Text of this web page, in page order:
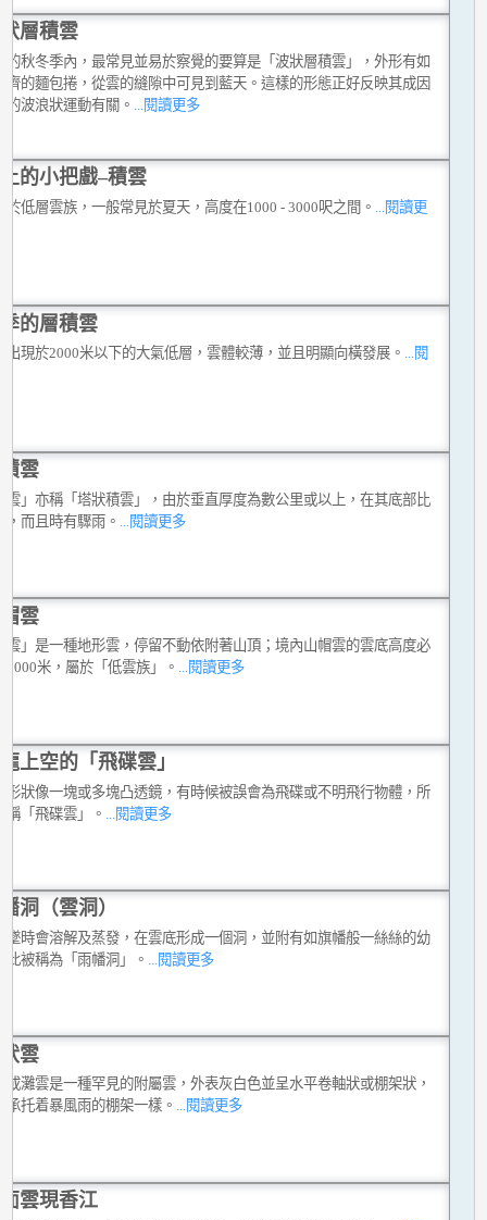
層積雲
的秋冬季內，最常見並易於察覺的要算是「波狀層積雲」，外形有如
齊的麵包捲，從雲的縫隙中可見到藍天。這樣的形態正好反映其成因
的波浪狀運動有關。
...閱讀更多
的小把戲–積雲
於低層雲族，一般常見於夏天，高度在1000 - 3000呎之間。 ...閱讀更
的層積雲
出現於2000米以下的大氣低層，雲體較薄，並且明顯向橫發展。 ...閱
雲
雲」亦稱「塔狀積雲」，由於垂直厚度為數公里或以上，在其底部比
，而且時有驟雨。
...閱讀更多
雲
雲」是一種地形雲，停留不動依附著山頂；境內山帽雲的雲底高度必
1000米，屬於「低雲族」。 ...閱讀更多
上空的「飛碟雲」
形狀像一塊或多塊凸透鏡，有時候被誤會為飛碟或不明飛行物體，所
稱「飛碟雲」。
...閱讀更多
洞（雲洞）
墜時會溶解及蒸發，在雲底形成一個洞，並附有如旗幡般一絲絲的幼
此被稱為「雨幡洞」。
...閱讀更多
雲
或灘雲是一種罕見的附屬雲，外表灰白色並呈水平卷軸狀或棚架狀，
承托着暴風雨的棚架一樣。 ...閱讀更多
雲現香江